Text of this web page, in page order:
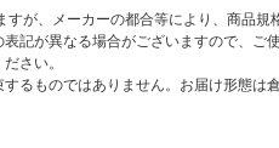
が、メーカーの都合等により、商品
記が異なる場合がございますので、
さい。
るものではありません。お届け形態は